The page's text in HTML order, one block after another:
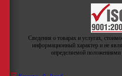
Сведения о товарах и услугах,
информационный характер и не
определяемой